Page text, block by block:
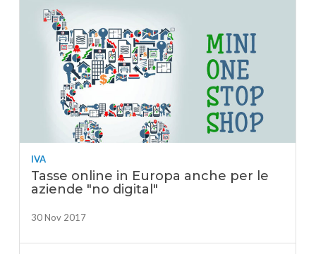
IVA
Tasse online in Europa anche per le
aziende "no digital"
30 Nov 2017